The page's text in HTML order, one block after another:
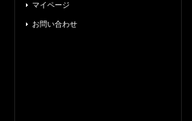
マイページ
お問い合わせ